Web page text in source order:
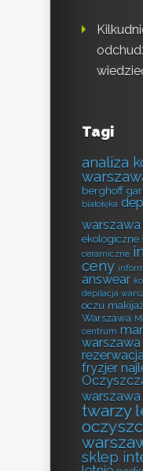
Tagi
analiza
berghoff
białołęka
warszawa
ekologiczne
ceramiczne
ceny
answear
depilacja
oczu
Warszawa
centrum
warszawa
fryzjer
warszawa
twarzy
sklep